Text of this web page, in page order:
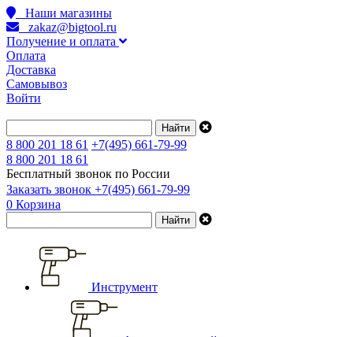
Наши магазины
zakaz@bigtool.ru
Получение и оплата
Оплата
Доставка
Самовывоз
Войти
8 800 201 18 61 +7(495) 661-79-99
8 800 201 18 61
Бесплатный звонок по России
Заказать звонок +7(495) 661-79-99
0 Корзина
Инструмент